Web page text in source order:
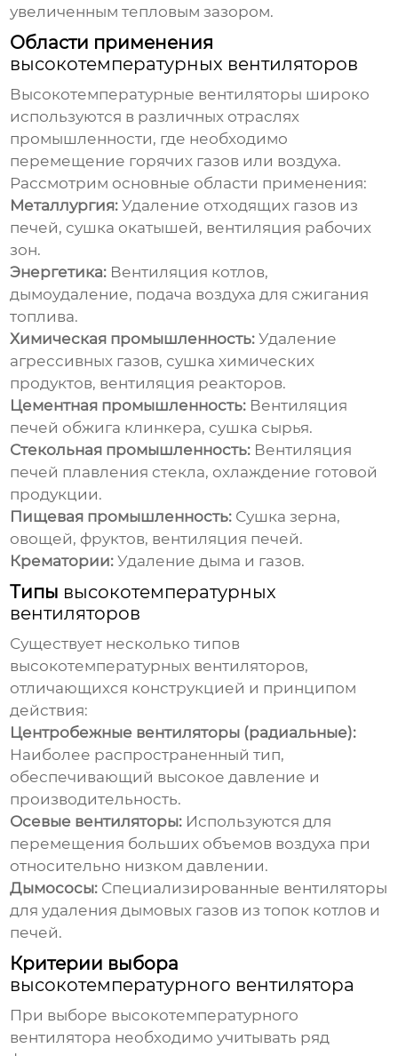
увеличенным тепловым зазором.
Области применения
высокотемпературных вентиляторов
Высокотемпературные вентиляторы широко
используются в различных отраслях
промышленности, где необходимо
перемещение горячих газов или воздуха.
Рассмотрим основные области применения:
Металлургия: Удаление отходящих газов из
печей, сушка окатышей, вентиляция рабочих
зон.
Энергетика: Вентиляция котлов,
дымоудаление, подача воздуха для сжигания
топлива.
Химическая промышленность: Удаление
агрессивных газов, сушка химических
продуктов, вентиляция реакторов.
Цементная промышленность: Вентиляция
печей обжига клинкера, сушка сырья.
Стекольная промышленность: Вентиляция
печей плавления стекла, охлаждение готовой
продукции.
Пищевая промышленность: Сушка зерна,
овощей, фруктов, вентиляция печей.
Крематории: Удаление дыма и газов.
Типы высокотемпературных
вентиляторов
Существует несколько типов
высокотемпературных вентиляторов,
отличающихся конструкцией и принципом
действия:
Центробежные вентиляторы (радиальные):
Наиболее распространенный тип,
обеспечивающий высокое давление и
производительность.
Осевые вентиляторы: Используются для
перемещения больших объемов воздуха при
относительно низком давлении.
Дымососы: Специализированные вентиляторы
для удаления дымовых газов из топок котлов и
печей.
Критерии выбора
высокотемпературного вентилятора
При выборе высокотемпературного
вентилятора необходимо учитывать ряд